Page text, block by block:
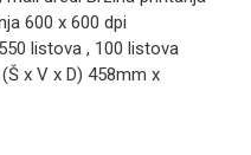
600 x 600 dpi
listova , 100 listova
x V x D) 458mm x
LBP-
P